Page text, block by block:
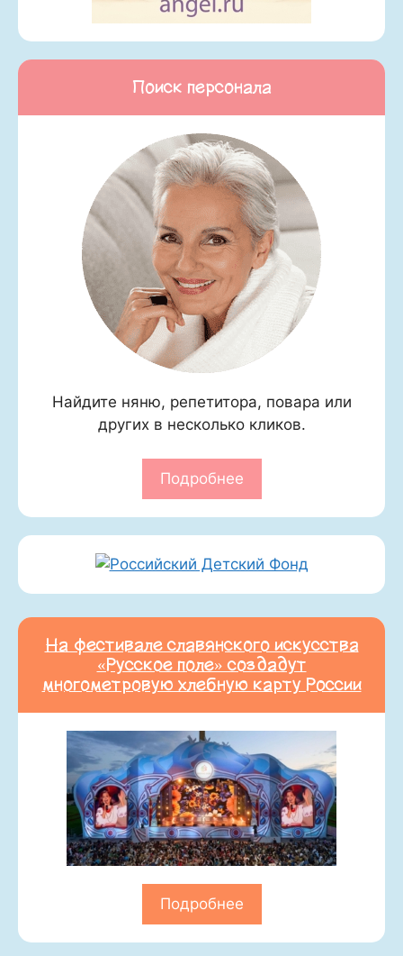
Поиск персонала
Найдите няню, репетитора, повара или
других в несколько кликов.
Подробнее
На фестивале славянского искусства
«Русское поле» создадут
многометровую хлебную карту России
Подробнее